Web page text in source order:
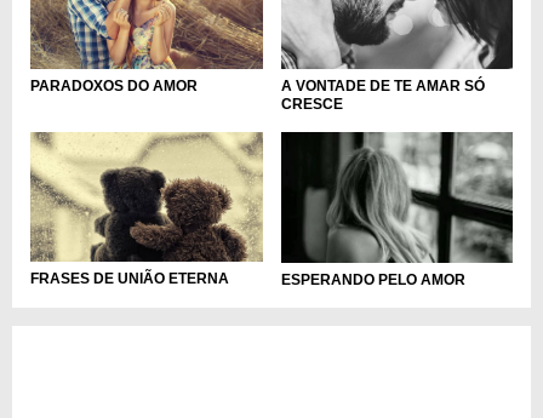
PARADOXOS DO AMOR
A VONTADE DE TE AMAR SÓ
CRESCE
FRASES DE UNIÃO ETERNA ESPERANDO PELO AMOR